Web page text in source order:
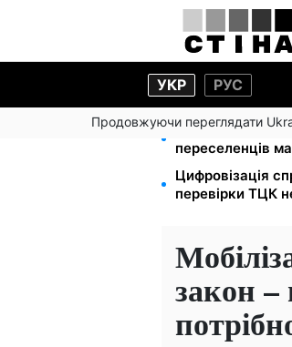
УКР РУС
Продовжуючи переглядати
Виплати ВПО у
переселенців
Цифровізація
перевірки ТЦК
закон